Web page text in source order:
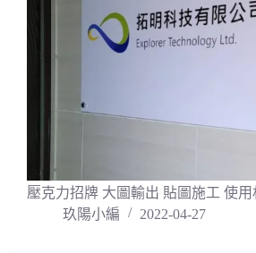
壓克力招牌 大圖輸出 貼圖施工 使
玖陽小編
2022-04-27